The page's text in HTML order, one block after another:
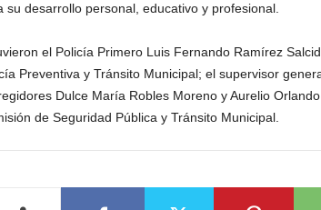
su desarrollo personal, educativo y profesional.
el Policía Primero Luis Fernando Ramírez
Preventiva y Tránsito Municipal; el supervisor
Dulce María Robles Moreno y Aurelio
de Seguridad Pública y Tránsito Municipal.